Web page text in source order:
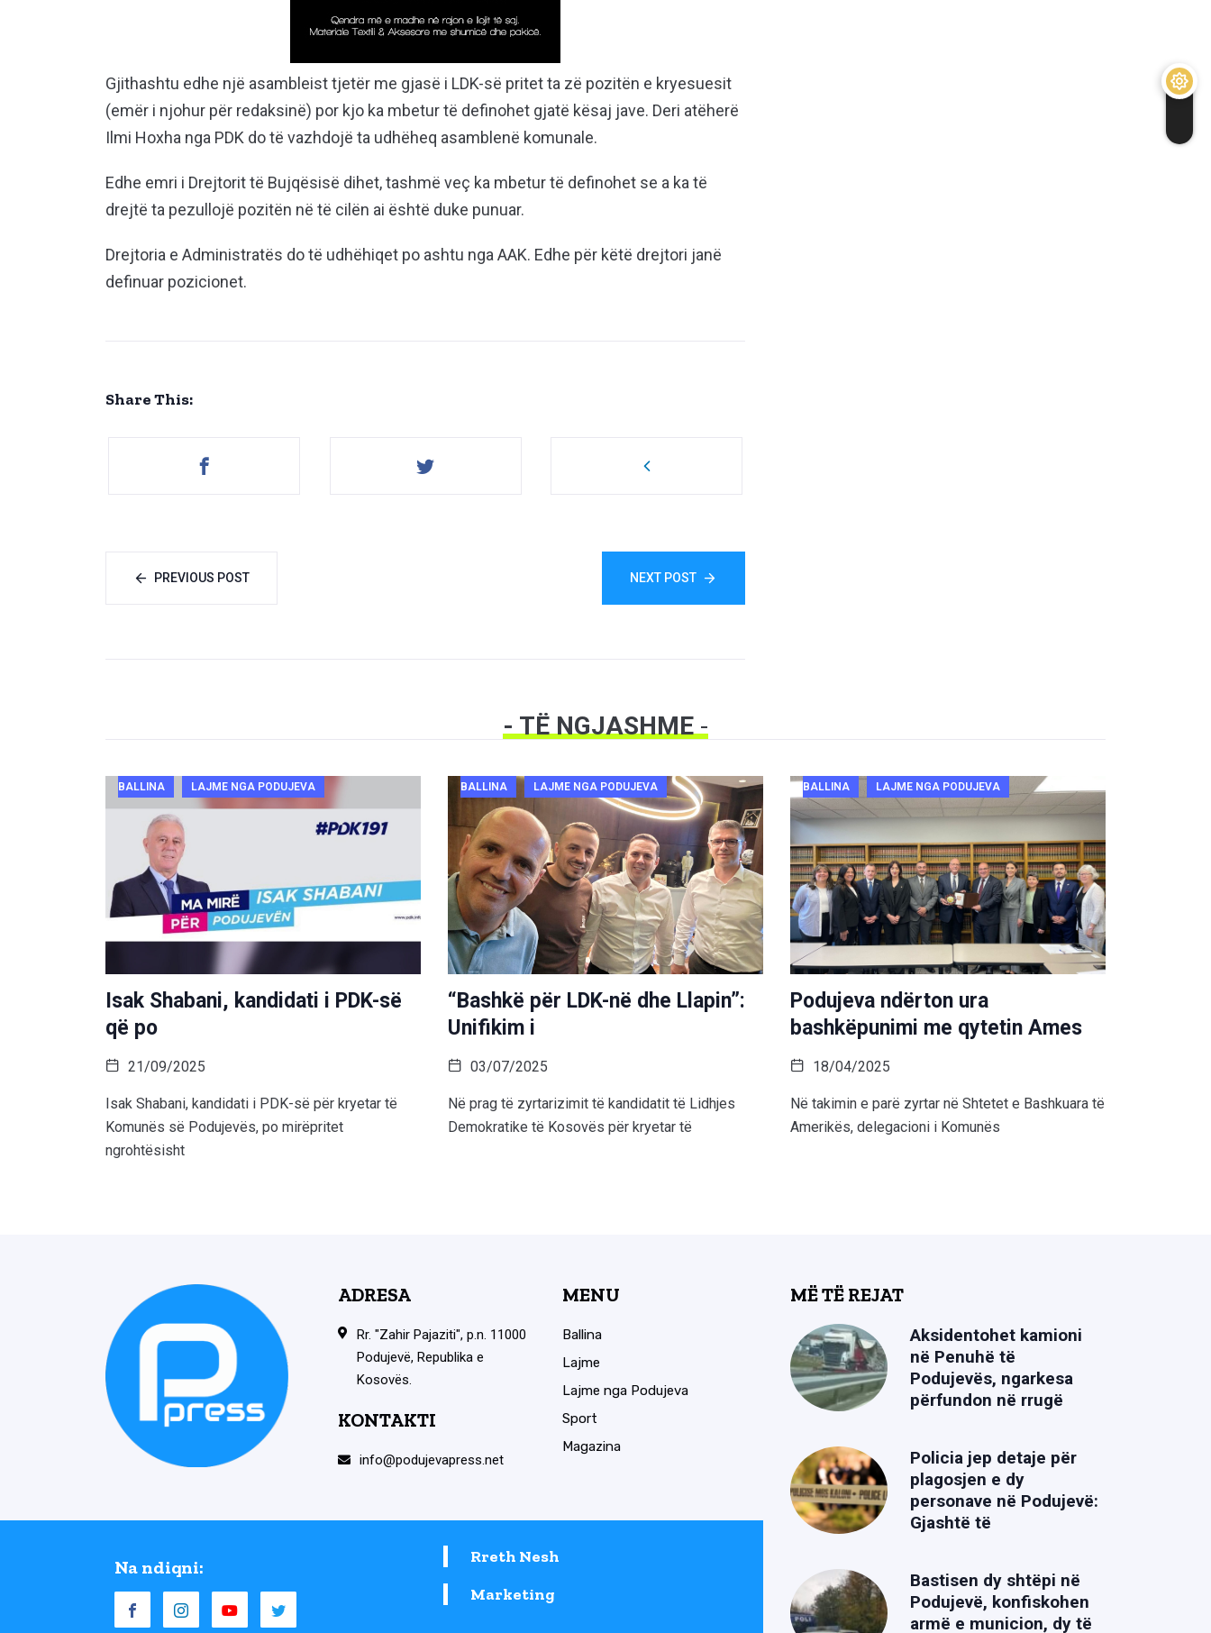
Gjithashtu edhe një asambleist tjetër me gjasë i LDK-së pritet ta zë pozitën e kryesuesit
(emër i njohur për redaksinë) por kjo ka mbetur të definohet gjatë kësaj jave. Deri atëherë
Ilmi Hoxha nga PDK do të vazhdojë ta udhëheq asamblenë komunale.
Edhe emri i Drejtorit të Bujqësisë dihet, tashmë veç ka mbetur të definohet se a ka të
drejtë ta pezullojë pozitën në të cilën ai është duke punuar.
Drejtoria e Administratës do të udhëhiqet po ashtu nga AAK. Edhe për këtë drejtori janë
definuar pozicionet.
Share This:
PREVIOUS POST NEXT POST
- TË NGJASHME-
BALLINA LAJME NGA PODUJEVA
Isak Shabani, kandidati i PDK-së
që po
21/09/2025
Isak Shabani, kandidati i PDK-së për kryetar të
Komunës së Podujevës, po mirëpritet
ngrohtësisht
BALLINA LAJME NGA PODUJEVA
“Bashkë për LDK-në dhe Llapin”:
Unifikim i
03/07/2025
Në prag të zyrtarizimit të kandidatit të Lidhjes
Demokratike të Kosovës për kryetar të
BALLINA LAJME NGA PODUJEVA
Podujeva ndërton ura
bashkëpunimi me qytetin Ames
18/04/2025
Në takimin e parë zyrtar në Shtetet e Bashkuara të
Amerikës, delegacioni i Komunës
ADRESA
Rr. "Zahir Pajaziti", p.n. 11000
Podujevë, Republika e
Kosovës.
KONTAKTI
info@podujevapress.net
MENU
Ballina
Lajme
Lajme nga Podujeva
Sport
Magazina
Na ndiqni:
Rreth Nesh
Marketing
MË TË REJAT
Aksidentohet kamioni
në Penuhë të
Podujevës, ngarkesa
përfundon në rrugë
Policia jep detaje për
plagosjen e dy
personave në Podujevë:
Gjashtë të
Bastisen dy shtëpi në
Podujevë, konfiskohen
armë e municion, dy të